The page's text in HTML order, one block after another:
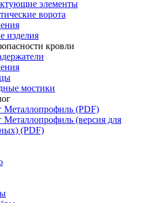
элементы
ворота
изделия
кровли
мостики
Металлопрофиль (PDF)
Металлопрофиль (версия для
(PDF)